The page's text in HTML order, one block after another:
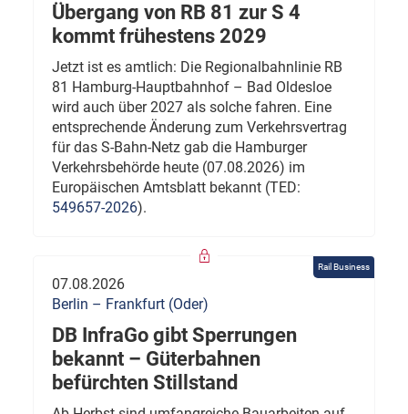
Übergang von RB 81 zur S 4
kommt frühestens 2029
Jetzt ist es amtlich: Die Regionalbahnlinie RB
81 Hamburg-Hauptbahnhof – Bad Oldesloe
wird auch über 2027 als solche fahren. Eine
entsprechende Änderung zum Verkehrsvertrag
für das S-Bahn-Netz gab die Hamburger
Verkehrsbehörde heute (07.08.2026) im
Europäischen Amtsblatt bekannt (TED:
549657-2026).
Rail Business
07.08.2026
Berlin – Frankfurt (Oder)
DB InfraGo gibt Sperrungen
bekannt – Güterbahnen
befürchten Stillstand